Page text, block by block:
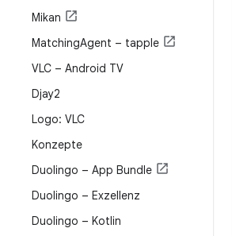
Mikan
MatchingAgent – tapple
VLC – Android TV
Djay2
Logo: VLC
Konzepte
Duolingo – App Bundle
Duolingo – Exzellenz
Duolingo – Kotlin